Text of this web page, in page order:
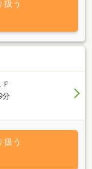
スホームにお任せ
扱う
分
扱う